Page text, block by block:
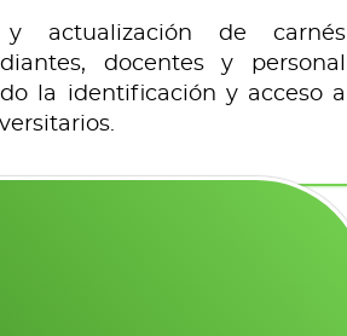
y actualización de carnés
docentes y personal
la identificación y acceso a